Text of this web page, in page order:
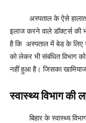
अस्पताल के ऐसे
इलाज करने वाले डॉक्टर्स
है कि अस्पताल में बेड के लिए
को लेकर भी संबंधित विभाग
नहीं हुआ है। जिसका
स्वास्थ्य विभाग की
बिहार के स्वास्थ्य